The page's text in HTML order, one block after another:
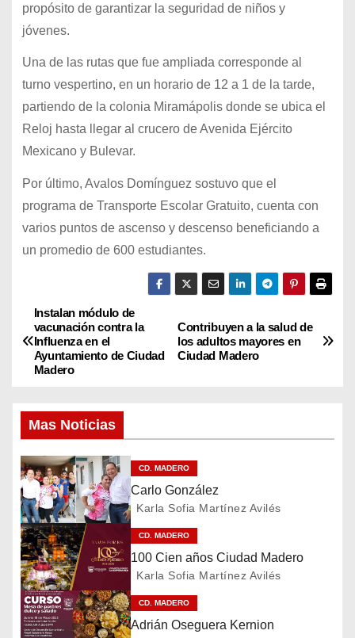
propósito de garantizar la seguridad de niños y
jóvenes.
Una de las rutas que fue ampliada corresponde al
turno vespertino, en un horario de 12 a 1 de la tarde,
partiendo de la colonia Miramápolis donde se ubica el
Reloj hasta llegar al crucero de Avenida Ejército
Mexicano y Bulevar.
Por último, Avalos Domínguez sostuvo que el
programa de Transporte Escolar Gratuito, cuenta con
varios puntos de ascenso y descenso beneficiando a
un promedio de 600 estudiantes.
N
a
e
g
a
c
i
ó
n
Contribuyen a la salud de
los adultos mayores en
Ciudad Madero
Instalan módulo de
vacunación contra la
Influenza en el
Ayuntamiento de Ciudad
Madero
Mas Noticias
CD. MADERO
Carlo González
Karla Sofia Martínez Avilés
CD. MADERO
100 Cien años Ciudad Madero
Karla Sofia Martínez Avilés
CD. MADERO
Adrián Oseguera Kernion